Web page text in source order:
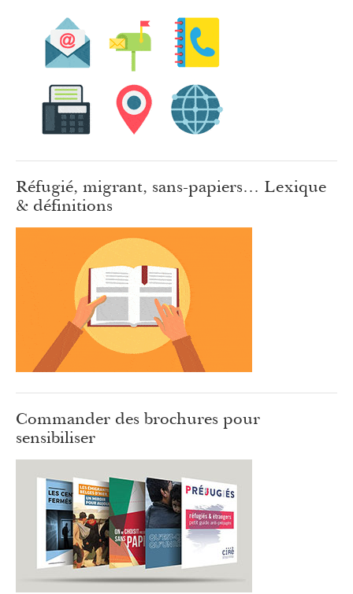
Réfugié, migrant, sans-papiers… Lexique
& définitions
Commander des brochures pour
sensibiliser